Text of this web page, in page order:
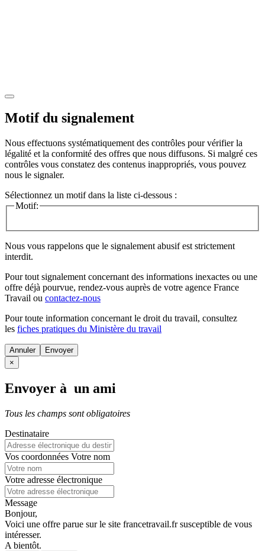
Motif du signalement
Nous effectuons systématiquement des contrôles pour vérifier la
légalité et la conformité des offres que nous diffusons. Si malgré ces
contrôles vous constatez des contenus inappropriés, vous pouvez
nous le signaler.
Sélectionnez un motif dans la liste ci-dessous :
Motif:
Nous vous rappelons que le signalement abusif est strictement
interdit.
Pour tout signalement concernant des informations inexactes ou une
offre déjà pourvue, rendez-vous auprès de votre agence France
Travail ou contactez-nous
Pour toute information concernant le droit du travail, consultez
les fiches pratiques du Ministère du travail
Annuler
×
Envoyer à un ami
Tous les champs sont obligatoires
Destinataire
Vos coordonnées Votre nom
Votre adresse électronique
Message
Bonjour,
Voici une offre parue sur le site francetravail.fr susceptible de vous
intéresser.
A bientôt.